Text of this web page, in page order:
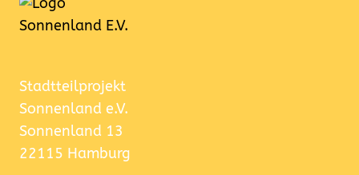
Stadtteilprojekt
Sonnenland e.V.
Sonnenland 13
22115 Hamburg